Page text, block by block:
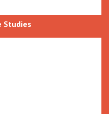
Studies